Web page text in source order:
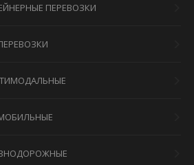
ПЕРЕВОЗКИ